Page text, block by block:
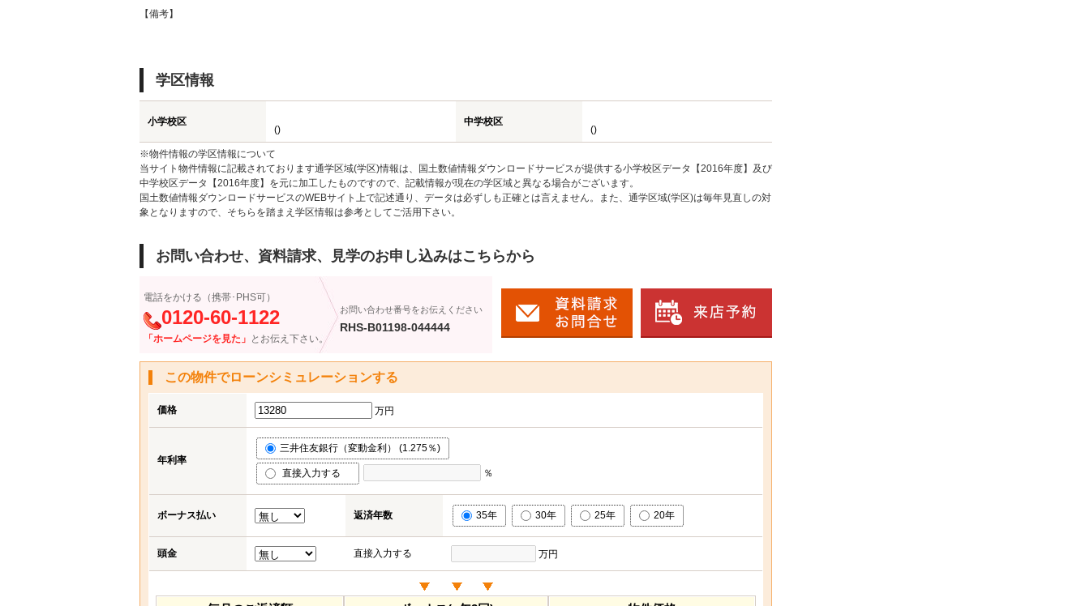
【備考】
学区情報
小学校区
()
中学校区
()
※物件情報の学区情報について
当サイト物件情報に記載されております通学区域(学区)情報は、国土数値情報ダウンロードサービスが提供する小学校区データ【2016年度】及び
中学校区データ【2016年度】を元に加工したものですので、記載情報が現在の学区域と異なる場合がございます。
国土数値情報ダウンロードサービスのWEBサイト上で記述通り、データは必ずしも正確とは言えません。また、通学区域(学区)は毎年見直しの対
象となりますので、そちらを踏まえ学区情報は参考としてご活用下さい。
お問い合わせ、資料請求、見学のお申し込みはこちらから
電話をかける（携帯･PHS可）
0120-60-1122
「ホームページを見た」 とお伝え下さい。
お問い合わせ番号をお伝えください
RHS-B01198-044444
この物件でローンシミュレーションする
価格 万円
年利率
三井住友銀行（変動金利） (1.275％)
直接入力する ％
ボーナス払い 返済年数 35年 30年 25年 20年
頭金 直接入力する 万円